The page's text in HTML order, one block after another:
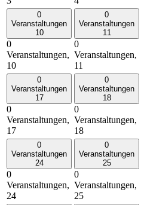
0
Veranstaltungen
10
0
Veranstaltungen,
10
0
Veranstaltungen
11
0
Veranstaltungen,
11
0
Veranstaltungen
17
0
Veranstaltungen,
17
0
Veranstaltungen
18
0
Veranstaltungen,
18
0
Veranstaltungen
24
0
Veranstaltungen,
24
0
Veranstaltungen
25
0
Veranstaltungen,
25